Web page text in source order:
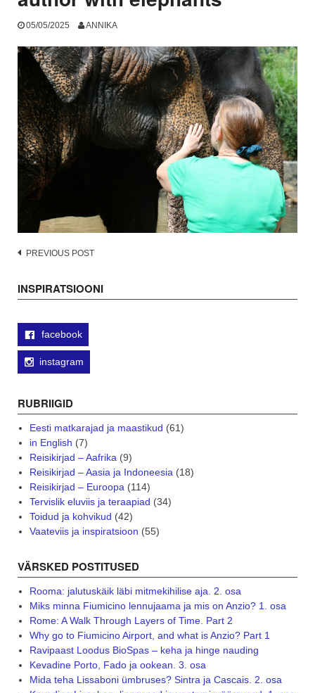
05/05/2025 ANNIKA
Post
PREVIOUS POST
INSPIRATSIOONI
facebook
instagram
RUBRIIGID
Eesti matkarajad ja maastikud (61)
in English (7)
Reisikirjad – Aafrika(9)
Reisikirjad – Aasia ja Indoneesia(18)
Reisikirjad – Euroopa(114)
Tervislik eluviis ja teraapiad (34)
Toidud ja kohvikud (42)
Vaateviis ja inspiratsioon (55)
VÄRSKED POSTITUSED
Rooma: jalutuskäik läbi mitmekihilise aja. 2. osa
Miks minna Fiumicino lennujaama ja mis on Anzio? 1. osa
Rome: A Walk Through Layers of Time. Part 2
Why go to Fiumicino Airport, and what is Anzio? Part 1
Ravipaast Loodus BioSpas – keha ja hinge nauding
Kevadine Porto, Fado ja ookean. 3. osa
Mida teha Lissaboni ümbruses? Sintra ja Cascais. 2. osa